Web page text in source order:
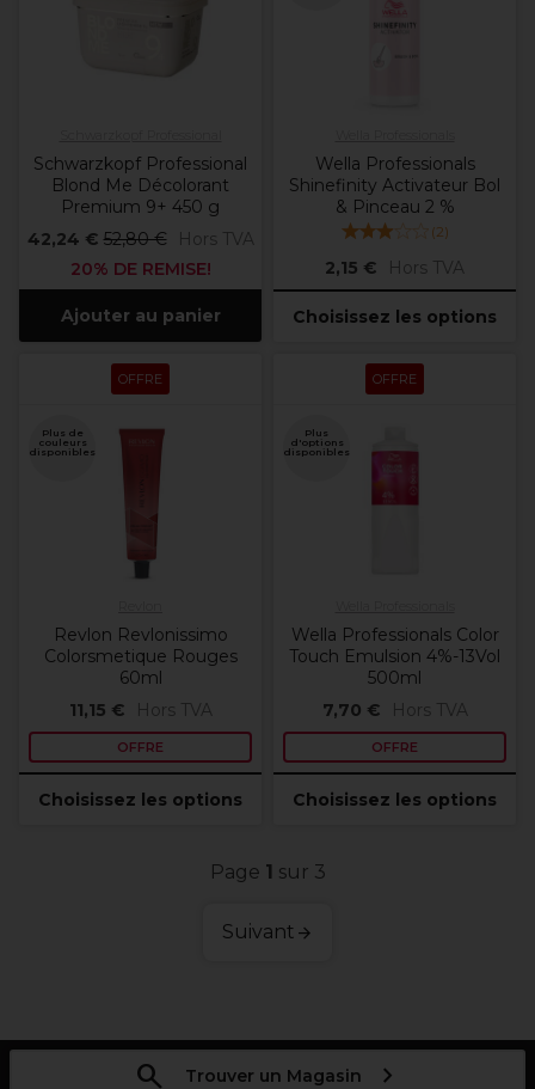
Schwarzkopf Professional
Blond Me Décolorant
Premium 9+ 450 g
42,24 € 52,80 €
Hors TVA
20% DE REMISE!
Ajouter au panier
Wella Professionals
Shinefinity Activateur Bol
& Pinceau 2 %
(2)
2,15 € Hors TVA
Choisissez les options
OFFRE
Plus de
couleurs
disponibles
Revlon Revlonissimo
Colorsmetique Rouges
60ml
11,15 €
Hors TVA
OFFRE
Choisissez les options
OFFRE
Plus
d'options
disponibles
Wella Professionals Color
Touch Emulsion 4%-13Vol
500ml
7,70 €
Hors TVA
OFFRE
Choisissez les options
Page 1 sur 3
Suivant
Trouver un Magasin